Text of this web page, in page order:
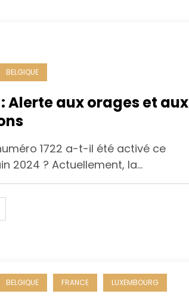
BELGIQUE
Alerte aux orages et aux
1722 a-t-il été activé ce
2024 ? Actuellement, la…
BELGIQUE FRANCE LUXEMBOURG